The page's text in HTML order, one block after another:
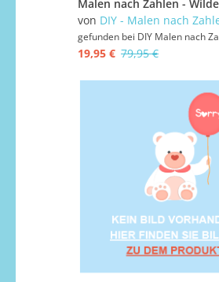
von DIY - Malen nach
gefunden bei DIY Malen nach
19,95 € 79,95 €